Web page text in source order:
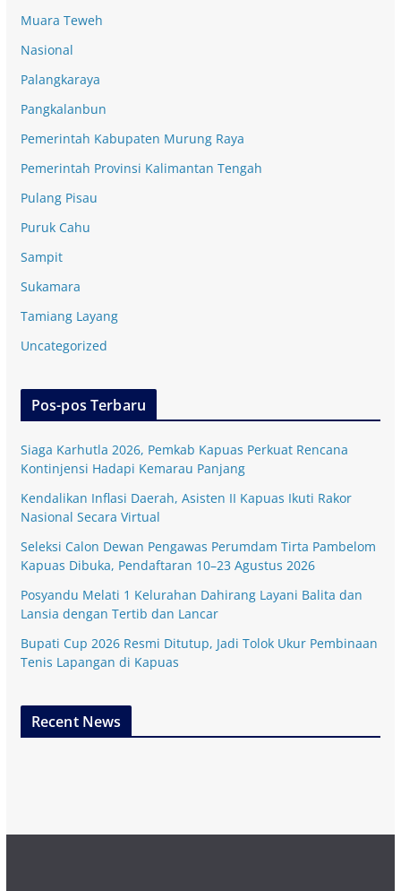
Muara Teweh
Nasional
Palangkaraya
Pangkalanbun
Pemerintah Kabupaten Murung Raya
Pemerintah Provinsi Kalimantan Tengah
Pulang Pisau
Puruk Cahu
Sampit
Sukamara
Tamiang Layang
Uncategorized
Pos-pos Terbaru
Siaga Karhutla 2026, Pemkab Kapuas Perkuat Rencana
Kontinjensi Hadapi Kemarau Panjang
Kendalikan Inflasi Daerah, Asisten II Kapuas Ikuti Rakor
Nasional Secara Virtual
Seleksi Calon Dewan Pengawas Perumdam Tirta Pambelom
Kapuas Dibuka, Pendaftaran 10–23 Agustus 2026
Posyandu Melati 1 Kelurahan Dahirang Layani Balita dan
Lansia dengan Tertib dan Lancar
Bupati Cup 2026 Resmi Ditutup, Jadi Tolok Ukur Pembinaan
Tenis Lapangan di Kapuas
Recent News